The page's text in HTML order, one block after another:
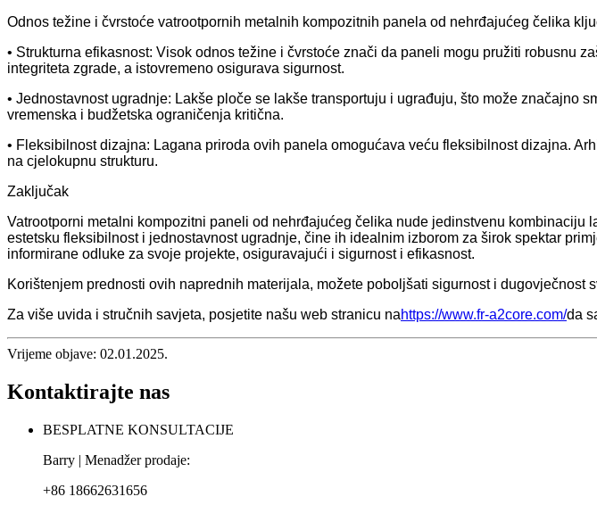
Odnos težine i čvrstoće vatrootpornih metalnih kompozitnih panela od nehrđajućeg čelika
• Strukturna efikasnost: Visok odnos težine i čvrstoće znači da paneli mogu pružiti robusnu
integriteta zgrade, a istovremeno osigurava sigurnost.
• Jednostavnost ugradnje: Lakše ploče se lakše transportuju i ugrađuju, što može
vremenska i budžetska ograničenja kritična.
• Fleksibilnost dizajna: Lagana priroda ovih panela omogućava veću fleksibilnost dizajna.
na cjelokupnu strukturu.
Zaključak
Vatrootporni metalni kompozitni paneli od nehrđajućeg čelika nude jedinstvenu
estetsku fleksibilnost i jednostavnost ugradnje, čine ih idealnim izborom za širok spektar
informirane odluke za svoje projekte, osiguravajući i sigurnost i efikasnost.
Korištenjem prednosti ovih naprednih materijala, možete poboljšati sigurnost i
Za više uvida i stručnih savjeta, posjetite našu web stranicu nahttps://www.fr-a2core.com/da
Vrijeme objave: 02.01.2025.
Kontaktirajte nas
BESPLATNE KONSULTACIJE
Barry | Menadžer prodaje:
+86 18662631656